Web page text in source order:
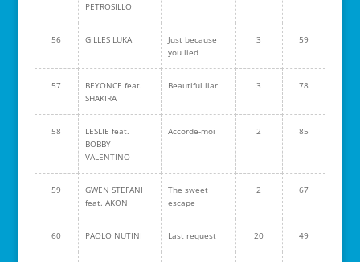
PETROSILLO
56 GILLES LUKA
Just because
you lied
3 59
57
BEYONCE feat.
SHAKIRA
Beautiful liar 3 78
58
LESLIE feat.
BOBBY
VALENTINO
Accorde-moi 2 85
59
GWEN STEFANI
feat. AKON
The sweet
escape
2 67
60 PAOLO NUTINI Last request 20 49